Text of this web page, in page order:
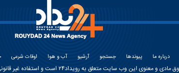
درباره ما پیوندها جستجو آرشیو آب و هوا اوقات شرعی
مادی و معنوی این وب سایت متعلق به رویداد۲۴ است و استفاده غیر